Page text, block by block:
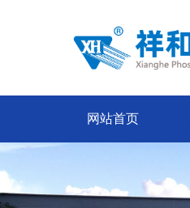
网站首页